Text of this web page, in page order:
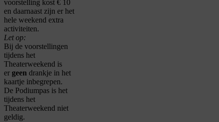
voorstelling kost € 10
en daarnaast zijn er het
hele weekend extra
activiteiten.
Let op:
Bij de voorstellingen
tijdens het
Theaterweekend is
er geen drankje in het
kaartje inbegrepen.
De Podiumpas is het
tijdens het
Theaterweekend niet
geldig.